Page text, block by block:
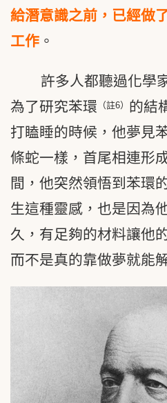
給潛意識之前，已經做
工作 。
許多人都聽過化學
為了研究苯環 （註6） 的結
打瞌睡的時候，他夢見
條蛇一樣，首尾相連形
間，他突然領悟到苯環
生這種靈感，也是因為
久，有足夠的材料讓他
而不是真的靠做夢就能